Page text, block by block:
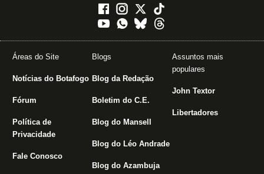
Áreas do Site
Notícias do Botafogo
Fórum
Política de
Privacidade
Fale Conosco
Blogs
Blog da Redação
Boletim do C.E.
Blog do Mansell
Blog do Léo Andrade
Blog do Azambuja
Assuntos mais
populares
John Textor
Libertadores